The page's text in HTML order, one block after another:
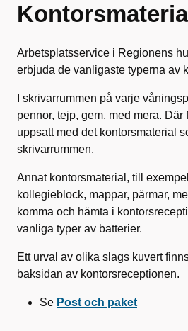
Arbetsplatsservice i Regionens
erbjuda de vanligaste typerna av
I skrivarrummen på varje
pennor, tejp, gem, med mera.
uppsatt med det kontorsmaterial
skrivarrummen.
Annat kontorsmaterial, till
kollegieblock, mappar, pärmar,
komma och hämta i
vanliga typer av batterier.
Ett urval av olika slags kuvert
baksidan av kontorsreceptionen.
Se Post och paket